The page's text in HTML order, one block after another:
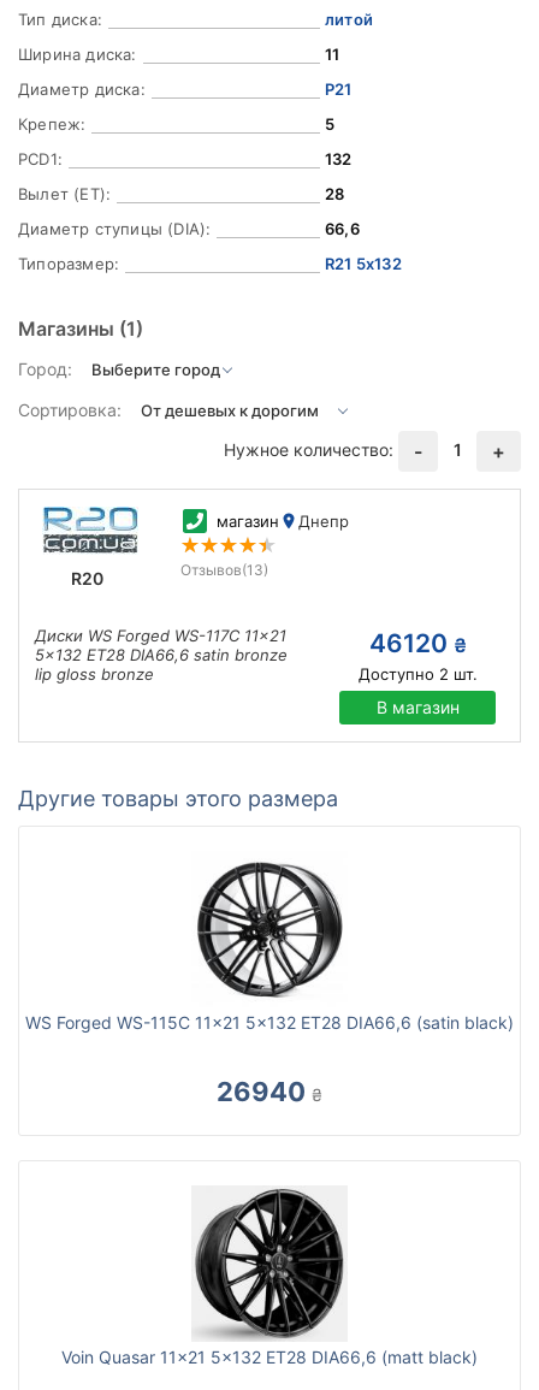
Тип диска:
литой
Ширина диска:
11
Диаметр диска:
Р21
Крепеж:
5
PCD1:
132
Вылет (ET):
28
Диаметр ступицы (DIA):
66,6
Типоразмер:
R21 5x132
Магазины (1)
Город:
Сортировка:
Нужное количество:
- 1 +
R20
магазин Днепр
Отзывов(13)
Диски WS Forged WS-117C 11x21
5x132 ET28 DIA66,6 satin bronze
lip gloss bronze
46120 ₴
Доступно 2 шт.
В магазин
Другие товары этого размера
WS Forged WS-115C 11x21 5x132 ET28 DIA66,6 (satin black)
26940 ₴
Voin Quasar 11x21 5x132 ET28 DIA66,6 (matt black)